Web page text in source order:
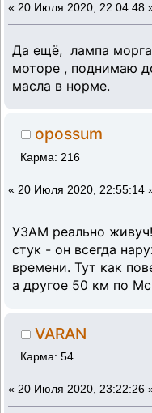
« 20 Июля 2020, 22:04:48
Да ещё, лампа
моторе , поднимаю
масла в норме.
opossum
Карма: 216
« 20 Июля 2020, 22:55:14
УЗАМ реально
стук - он всегда
времени. Тут как
а другое 50 км по
VARAN
Карма: 54
« 20 Июля 2020, 23:22:26